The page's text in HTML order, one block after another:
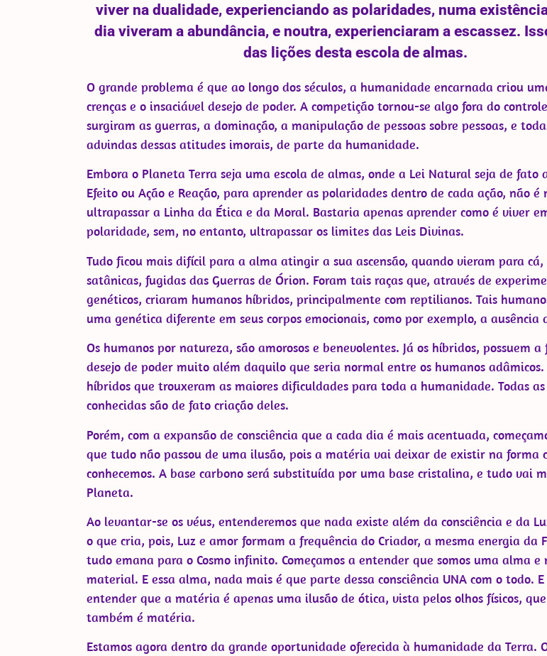
viver na dualidade, experienciando as polaridades, numa
dia viveram a abundância, e noutra, experienciaram a escassez.
das lições desta escola de almas.
O grande problema é que ao longo dos séculos, a humanidade encarnada criou
crenças e o insaciável desejo de poder. A competição tornou-se algo fora do
surgiram as guerras, a dominação, a manipulação de pessoas sobre pessoas, e
advindas dessas atitudes imorais, de parte da humanidade.
Embora o Planeta Terra seja uma escola de almas, onde a Lei Natural seja de fato
Efeito ou Ação e Reação, para aprender as polaridades dentro de cada ação, não é
ultrapassar a Linha da Ética e da Moral. Bastaria apenas aprender como é viver
polaridade, sem, no entanto, ultrapassar os limites das Leis Divinas.
Tudo ficou mais difícil para a alma atingir a sua ascensão, quando vieram para cá,
satânicas, fugidas das Guerras de Órion. Foram tais raças que, através de
genéticos, criaram humanos híbridos, principalmente com reptilianos. Tais
uma genética diferente em seus corpos emocionais, como por exemplo, a ausência
Os humanos por natureza, são amorosos e benevolentes. Já os híbridos, possuem
desejo de poder muito além daquilo que seria normal entre os humanos adâmicos.
híbridos que trouxeram as maiores dificuldades para toda a humanidade. Todas
conhecidas são de fato criação deles.
Porém, com a expansão de consciência que a cada dia é mais acentuada,
que tudo não passou de uma ilusão, pois a matéria vai deixar de existir na forma
conhecemos. A base carbono será substituída por uma base cristalina, e tudo vai
Planeta.
Ao levantar-se os véus, entenderemos que nada existe além da consciência e da
o que cria, pois, Luz e amor formam a frequência do Criador, a mesma energia da
tudo emana para o Cosmo infinito. Começamos a entender que somos uma alma e
material. E essa alma, nada mais é que parte dessa consciência UNA com o todo.
entender que a matéria é apenas uma ilusão de ótica, vista pelos olhos físicos,
também é matéria.
Estamos agora dentro da grande oportunidade oferecida à humanidade da Terra.